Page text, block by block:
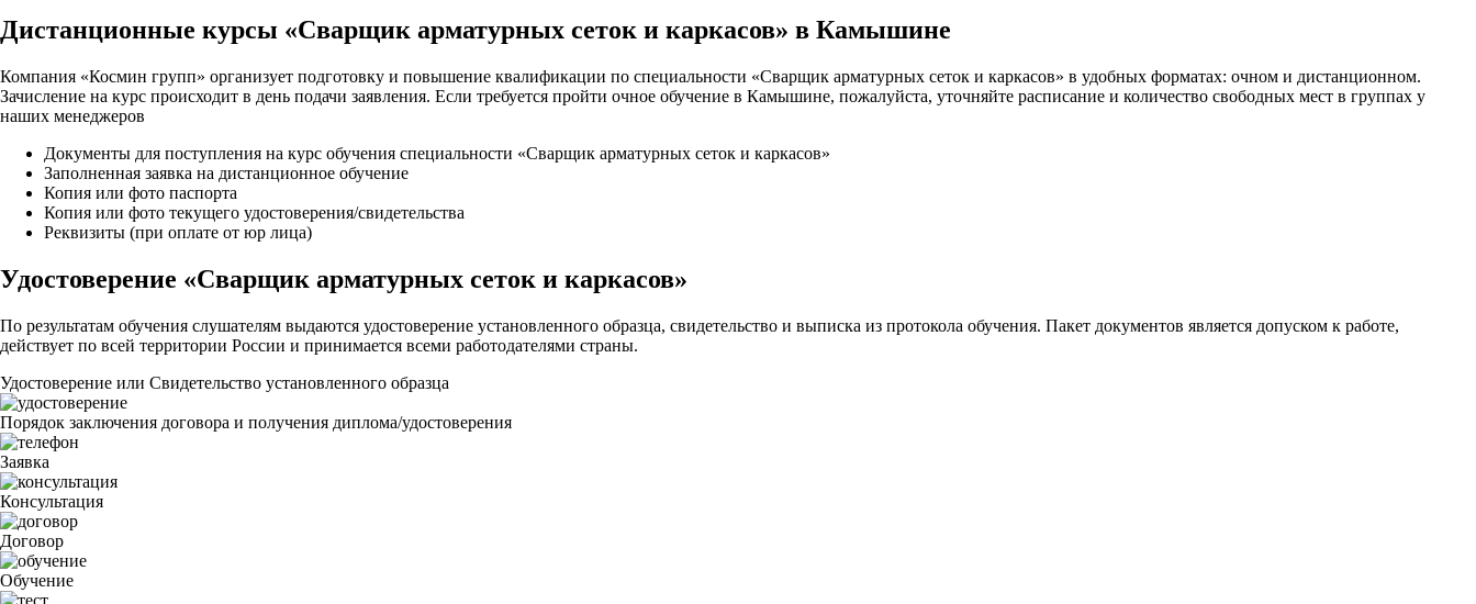
Дистанционные курсы «Сварщик арматурных сеток и каркасов» в Камышине
Компания «Космин групп» организует подготовку и повышение квалификации по специальности «Сварщик арматурных сеток и каркасов» в удобных форматах: очном и дистанционном.
Зачисление на курс происходит в день подачи заявления. Если требуется пройти очное обучение в Камышине, пожалуйста, уточняйте расписание и количество свободных мест в группах у
наших менеджеров
Документы для поступления на курс обучения специальности «Сварщик арматурных сеток и каркасов»
Заполненная заявка на дистанционное обучение
Копия или фото паспорта
Копия или фото текущего удостоверения/свидетельства
Реквизиты (при оплате от юр лица)
Удостоверение «Сварщик арматурных сеток и каркасов»
По результатам обучения слушателям выдаются удостоверение установленного образца, свидетельство и выписка из протокола обучения. Пакет документов является допуском к работе,
действует по всей территории России и принимается всеми работодателями страны.
Удостоверение или Свидетельство установленного образца
Порядок заключения договора и получения диплома/удостоверения
Заявка
Консультация
Договор
Обучение